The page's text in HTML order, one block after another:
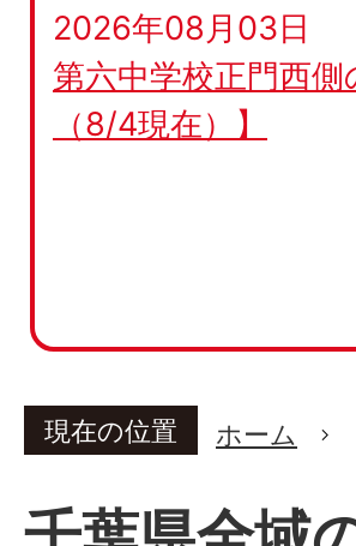
2026年08月03日
第六中学校正門西
（8/4現在）】
現在の位置 ホーム